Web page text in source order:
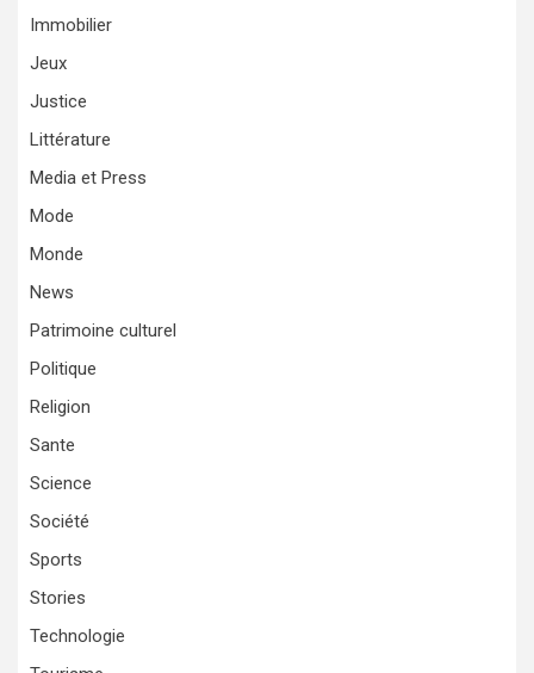
Immobilier
Jeux
Justice
Littérature
Media et Press
Mode
Monde
News
Patrimoine culturel
Politique
Religion
Sante
Science
Société
Sports
Stories
Technologie